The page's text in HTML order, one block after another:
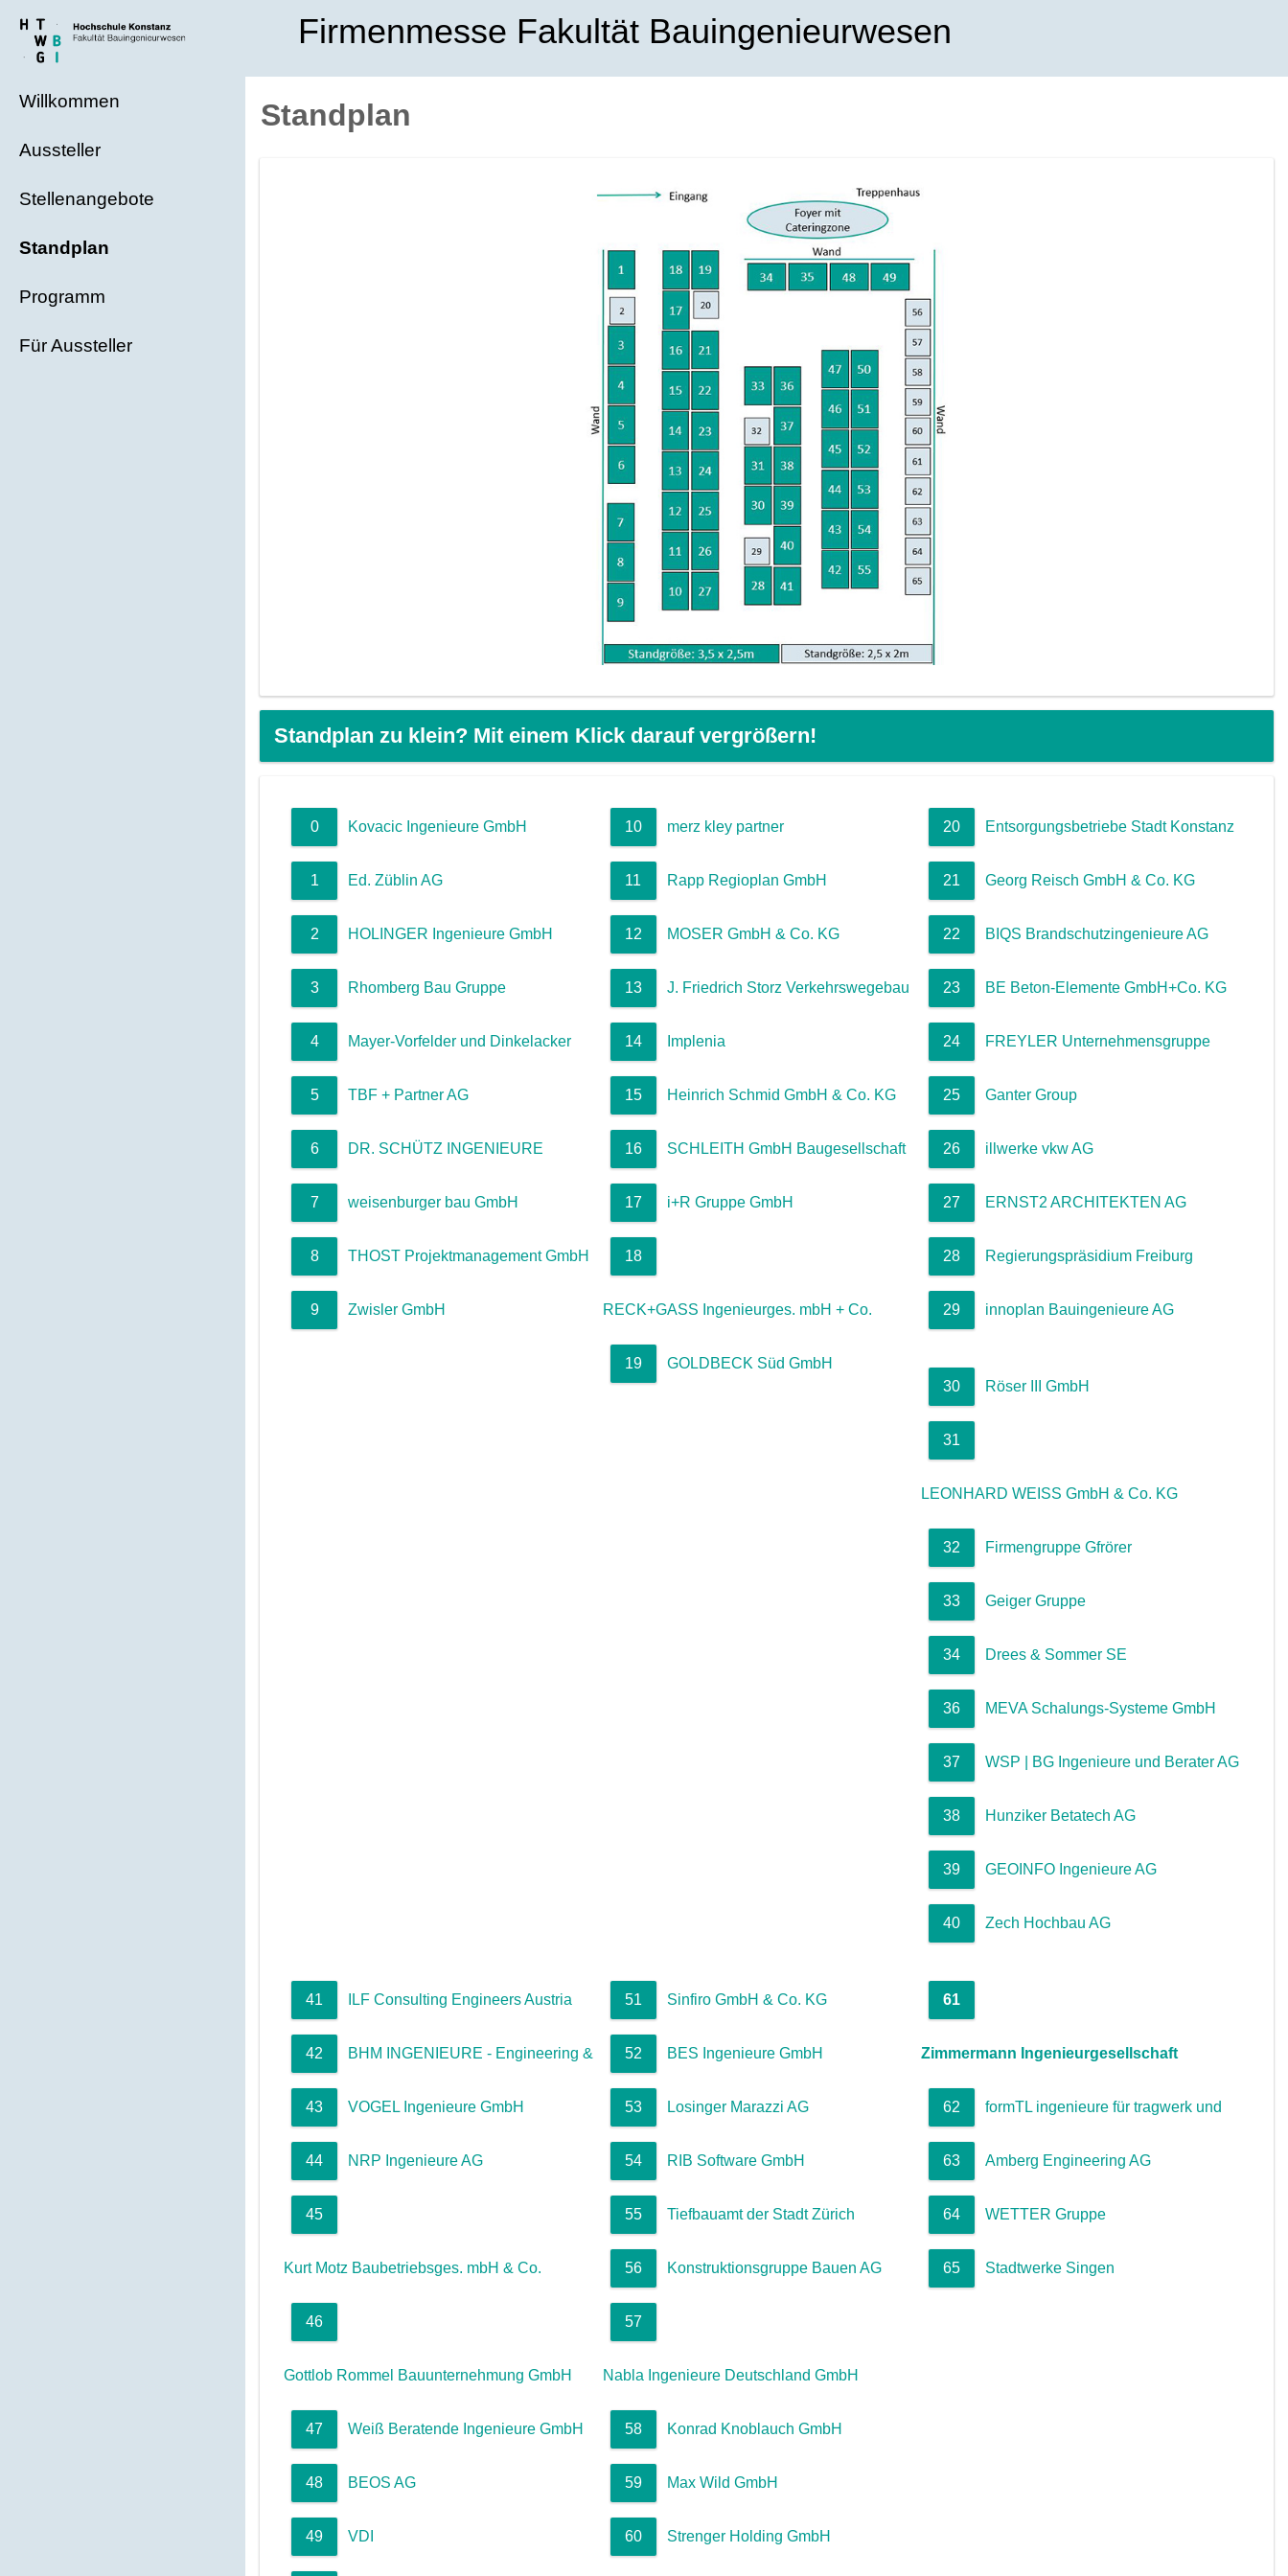
Firmenmesse Fakultät Bauingenieurwesen
Willkommen
Aussteller
Stellenangebote
Standplan
Programm
Für Aussteller
Standplan
Standplan zu klein? Mit einem Klick darauf vergrößern!
0 Kovacic Ingenieure GmbH
1 Ed. Züblin AG
2 HOLINGER Ingenieure GmbH
3 Rhomberg Bau Gruppe
4 Mayer-Vorfelder und Dinkelacker
5 TBF + Partner AG
6 DR. SCHÜTZ INGENIEURE
7 weisenburger bau GmbH
8 THOST Projektmanagement GmbH
9 Zwisler GmbH
10 merz kley partner
11 Rapp Regioplan GmbH
12 MOSER GmbH & Co. KG
13 J. Friedrich Storz Verkehrswegebau
14 Implenia
15 Heinrich Schmid GmbH & Co. KG
16 SCHLEITH GmbH Baugesellschaft
17 i+R Gruppe GmbH
18
RECK+GASS Ingenieurges. mbH + Co.
19 GOLDBECK Süd GmbH
20 Entsorgungsbetriebe Stadt Konstanz
21 Georg Reisch GmbH & Co. KG
22 BIQS Brandschutzingenieure AG
23 BE Beton-Elemente GmbH+Co. KG
24 FREYLER Unternehmensgruppe
25 Ganter Group
26 illwerke vkw AG
27 ERNST2 ARCHITEKTEN AG
28 Regierungspräsidium Freiburg
29 innoplan Bauingenieure AG
30 Röser III GmbH
31
LEONHARD WEISS GmbH & Co. KG
32 Firmengruppe Gfrörer
33 Geiger Gruppe
34 Drees & Sommer SE
36 MEVA Schalungs-Systeme GmbH
37 WSP | BG Ingenieure und Berater AG
38 Hunziker Betatech AG
39 GEOINFO Ingenieure AG
40 Zech Hochbau AG
41 ILF Consulting Engineers Austria
42 BHM INGENIEURE - Engineering &
43 VOGEL Ingenieure GmbH
44 NRP Ingenieure AG
45
Kurt Motz Baubetriebsges. mbH & Co.
46
Gottlob Rommel Bauunternehmung GmbH
47 Weiß Beratende Ingenieure GmbH
48 BEOS AG
49 VDI
51 Sinfiro GmbH & Co. KG
52 BES Ingenieure GmbH
53 Losinger Marazzi AG
54 RIB Software GmbH
55 Tiefbauamt der Stadt Zürich
56 Konstruktionsgruppe Bauen AG
57
Nabla Ingenieure Deutschland GmbH
58 Konrad Knoblauch GmbH
59 Max Wild GmbH
60 Strenger Holding GmbH
61
Zimmermann Ingenieurgesellschaft
62 formTL ingenieure für tragwerk und
63 Amberg Engineering AG
64 WETTER Gruppe
65 Stadtwerke Singen